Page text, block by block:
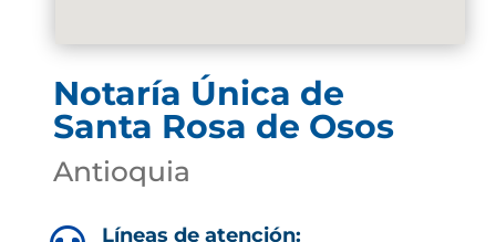
Notaría Única de
Santa Rosa de Osos
Antioquia
Líneas de atención: